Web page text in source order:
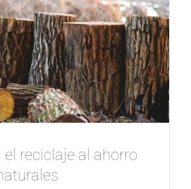
darte
cuenta
reciclaje al ahorro